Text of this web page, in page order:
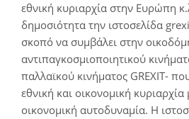
εθνική κυριαρχία στην Ευρώπη
δημοσιότητα την ιστοσελίδα
σκοπό να συμβάλει στην
αντιπαγκοσμιοποιητικού
παλλαϊκού κινήματος GREXIT-
εθνική και οικονομική
οικονομική αυτοδυναμία. Η